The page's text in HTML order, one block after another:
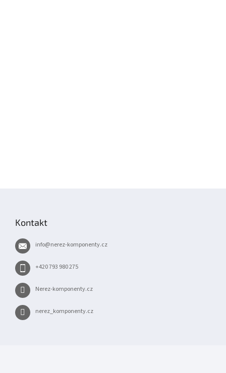
Kontakt
info@nerez-komponenty.cz
+420 793 980 275
Nerez-komponenty.cz
nerez_komponenty.cz